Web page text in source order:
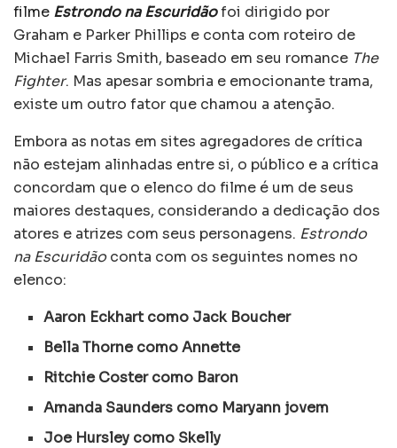
filme Estrondo na Escuridãofoi dirigido por
Graham e Parker Phillips e conta com roteiro de
Michael Farris Smith, baseado em seu romance The
Fighter. Mas apesar sombria e emocionante trama,
existe um outro fator que chamou a atenção.
Embora as notas em sites agregadores de crítica
não estejam alinhadas entre si, o público e a crítica
concordam que o elenco do filme é um de seus
maiores destaques, considerando a dedicação dos
atores e atrizes com seus personagens. Estrondo
na Escuridãoconta com os seguintes nomes no
elenco:
Aaron Eckhart como Jack Boucher
Bella Thorne como Annette
Ritchie Coster como Baron
Amanda Saunders como Maryann jovem
Joe Hursley como Skelly